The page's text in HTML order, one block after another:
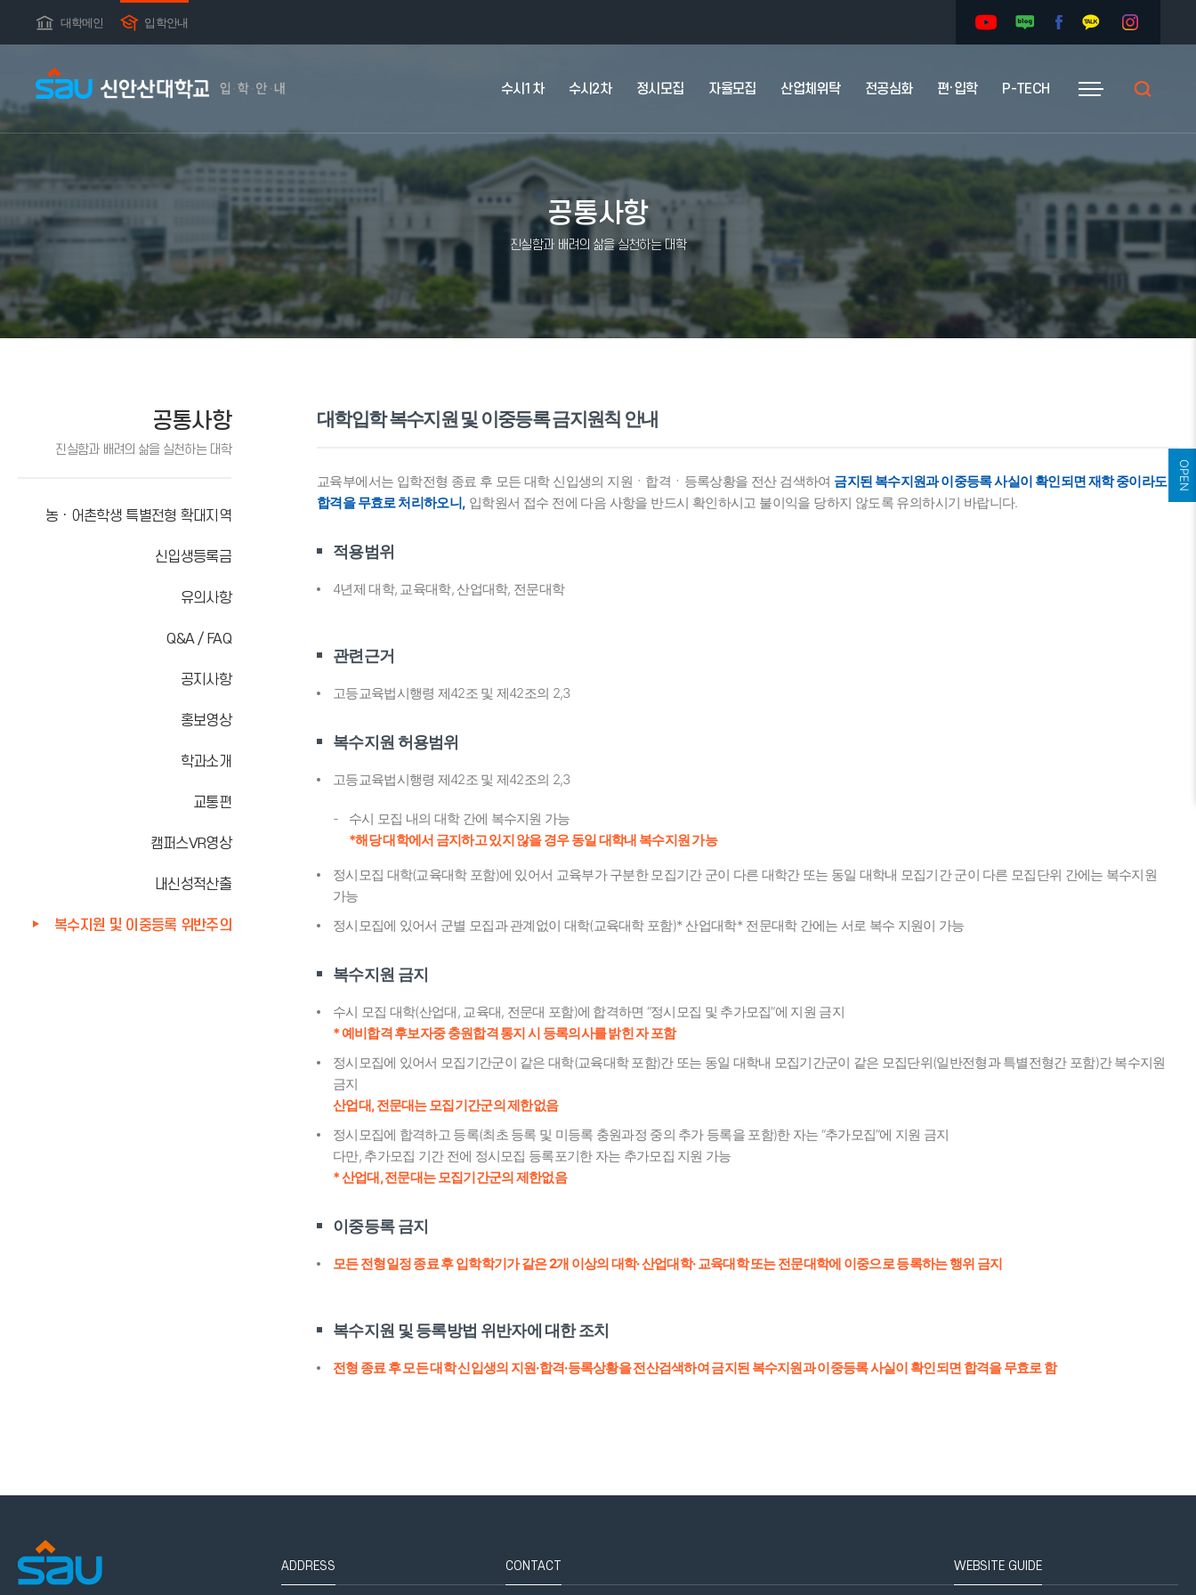
대학메인 입학안내
수시1차 수시2차 정시모집 자율모집 산업체위탁 전공심화 편·입학 P-TECH
공통사항
진실함과 배려의 삶을 실천하는 대학
공통사항
진실함과 배려의 삶을 실천하는 대학
농ㆍ어촌학생 특별전형 확대지역
신입생등록금
유의사항
Q&A / FAQ
공지사항
홍보영상
학과소개
교통편
캠퍼스VR영상
내신성적산출
복수지원 및 이중등록 위반주의
대학입학 복수지원 및 이중등록 금지원칙 안내
교육부에서는 입학전형 종료 후 모든 대학 신입생의 지원ㆍ합격ㆍ등록상황을 전산 검색하여 금지된 복수지원과 이중등록 사실이 확인되면 재학 중이라도
합격을 무효로 처리하오니, 입학원서 접수 전에 다음 사항을 반드시 확인하시고 불이익을 당하지 않도록 유의하시기 바랍니다.
적용범위
4년제 대학, 교육대학, 산업대학, 전문대학
관련근거
고등교육법시행령 제42조 및 제42조의 2,3
복수지원 허용범위
고등교육법시행령 제42조 및 제42조의 2,3
수시 모집 내의 대학 간에 복수지원 가능
*해당 대학에서 금지하고 있지 않을 경우 동일 대학내 복수지원 가능
정시모집 대학(교육대학 포함)에 있어서 교육부가 구분한 모집기간 군이 다른 대학간 또는 동일 대학내 모집기간 군이 다른 모집단위 간에는 복수지원
가능
정시모집에 있어서 군별 모집과 관계없이 대학(교육대학 포함)* 산업대학* 전문대학 간에는 서로 복수 지원이 가능
복수지원 금지
수시 모집 대학(산업대, 교육대, 전문대 포함)에 합격하면 “정시모집 및 추가모집”에 지원 금지
* 예비합격 후보자중 충원합격 통지 시 등록의사를 밝힌 자 포함
정시모집에 있어서 모집기간군이 같은 대학(교육대학 포함)간 또는 동일 대학내 모집기간군이 같은 모집단위(일반전형과 특별전형간 포함)간 복수지원
금지
산업대, 전문대는 모집기간군의 제한없음
정시모집에 합격하고 등록(최초 등록 및 미등록 충원과정 중의 추가 등록을 포함)한 자는 “추가모집”에 지원 금지
다만, 추가모집 기간 전에 정시모집 등록포기한 자는 추가모집 지원 가능
* 산업대, 전문대는 모집기간군의 제한없음
이중등록 금지
모든 전형일정 종료 후 입학학기가 같은 2개 이상의 대학· 산업대학· 교육대학 또는 전문대학에 이중으로 등록하는 행위 금지
복수지원 및 등록방법 위반자에 대한 조치
전형 종료 후 모든 대학 신입생의 지원·합격·등록상황을 전산검색하여 금지된 복수지원과 이중등록 사실이 확인되면 합격을 무효로 함
OPEN
ADDRESS CONTACT WEBSITE GUIDE